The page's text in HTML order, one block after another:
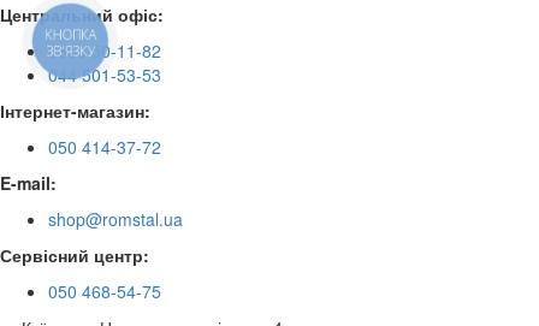
Центральний офіс:
0800 50-11-82
044 501-53-53
Інтернет-магазин:
050 414-37-72
E-mail:
shop@romstal.ua
Сервісний центр:
050 468-54-75
КНОПКА
ЗВ'ЯЗКУ